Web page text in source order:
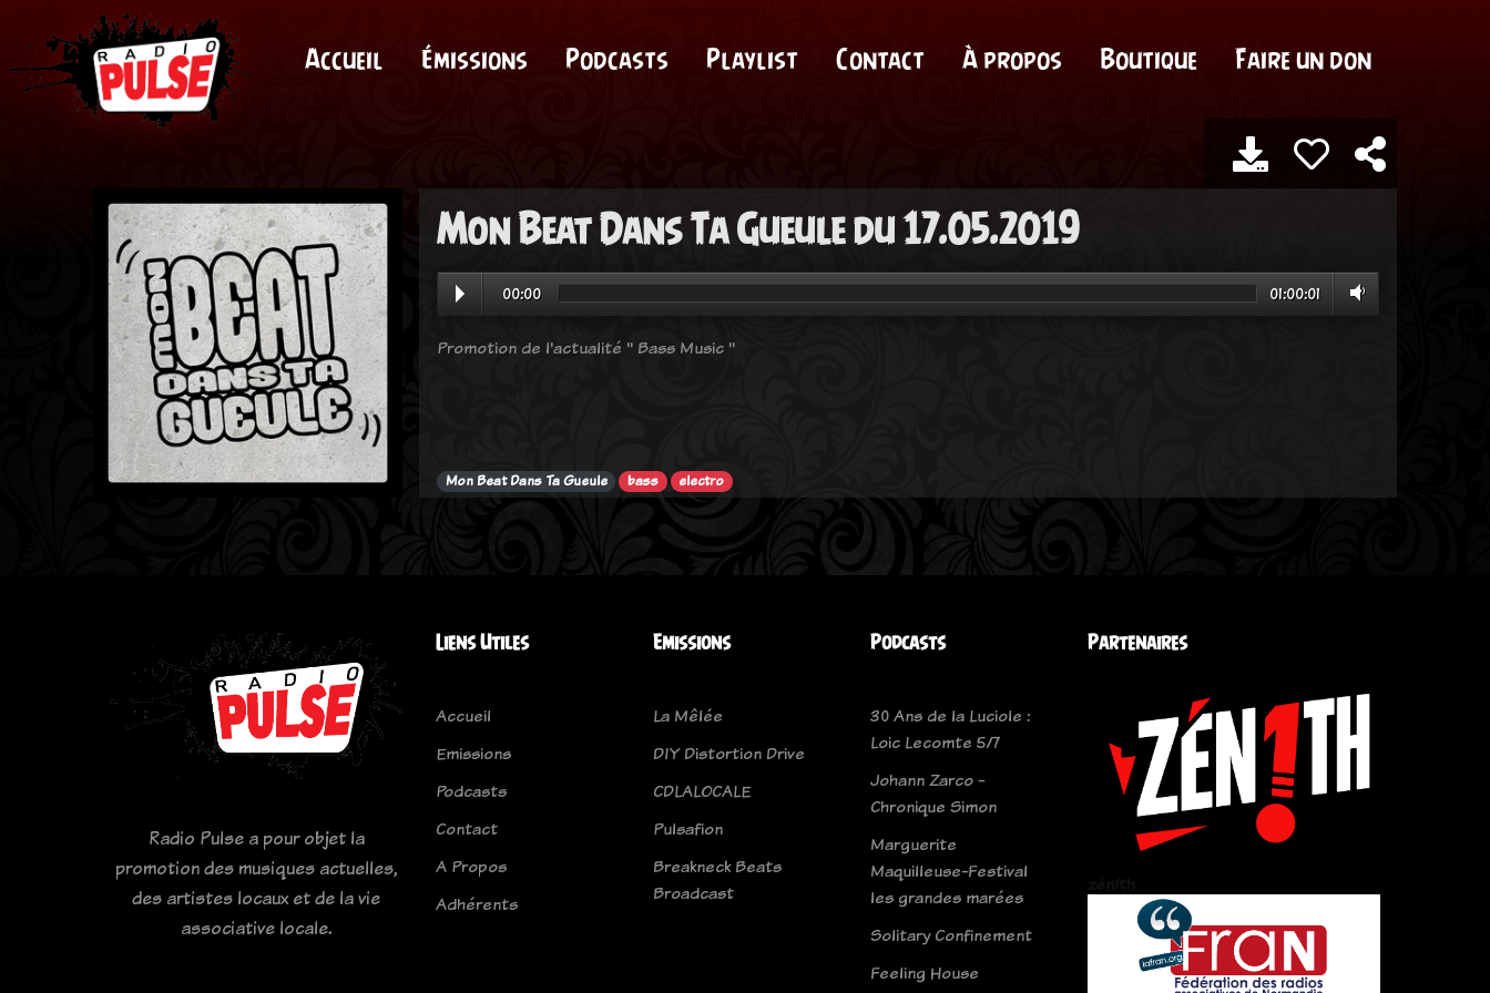
Accueil Émissions Podcasts Playlist Contact À propos Boutique Faire un don
Mon Beat Dans Ta Gueule du 17.05.2019
00:00 01:00:01
Promotion de l'actualité " Bass Music "
Mon Beat Dans Ta Gueule bass electro
Radio Pulse a pour objet la
promotion des musiques actuelles,
des artistes locaux et de la vie
associative locale.
Liens Utiles
Accueil
Emissions
Podcasts
Contact
A Propos
Adhérents
Emissions
La Mêlée
DIY Distortion Drive
CDLALOCALE
Pulsafion
Breakneck Beats
Broadcast
Podcasts
30 Ans de la Luciole :
Loic Lecomte 5/7
Johann Zarco -
Chronique Simon
Marguerite
Maquilleuse-Festival
les grandes marées
Solitary Confinement
Feeling House
Partenaires